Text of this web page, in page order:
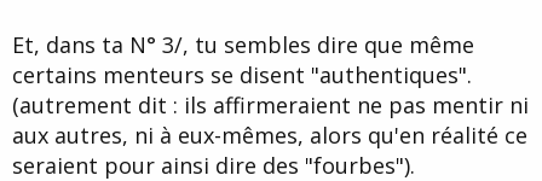
Et, dans ta N° 3/, tu sembles dire que même
certains menteurs se disent "authentiques".
(autrement dit : ils affirmeraient ne pas mentir ni
aux autres, ni à eux-mêmes, alors qu'en réalité ce
seraient pour ainsi dire des "fourbes").